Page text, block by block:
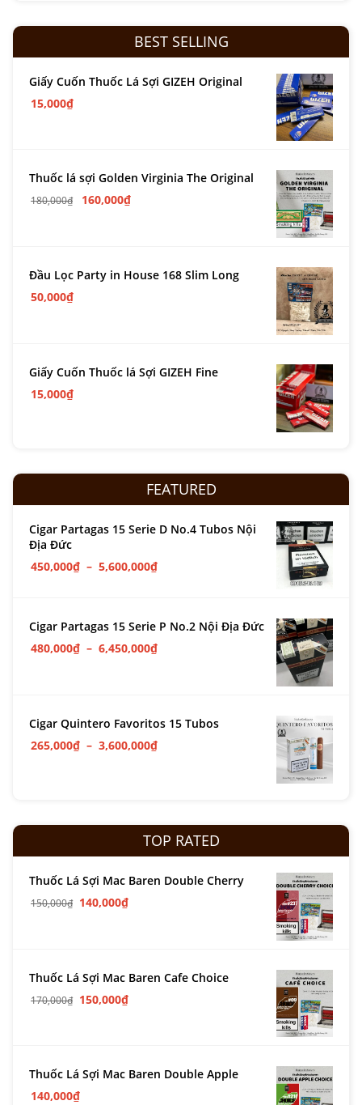
BEST SELLING
Giấy Cuốn Thuốc Lá Sợi GIZEH Original
15,000₫
Thuốc lá sợi Golden Virginia The Original
180,000₫ 160,000₫
Đầu Lọc Party in House 168 Slim Long
50,000₫
Giấy Cuốn Thuốc lá Sợi GIZEH Fine
15,000₫
FEATURED
Cigar Partagas 15 Serie D No.4 Tubos Nội
Địa Đức
450,000₫ – 5,600,000₫
Cigar Partagas 15 Serie P No.2 Nội Địa Đức
480,000₫ – 6,450,000₫
Cigar Quintero Favoritos 15 Tubos
265,000₫ – 3,600,000₫
TOP RATED
Thuốc Lá Sợi Mac Baren Double Cherry
150,000₫ 140,000₫
Thuốc Lá Sợi Mac Baren Cafe Choice
170,000₫ 150,000₫
Thuốc Lá Sợi Mac Baren Double Apple
140,000₫